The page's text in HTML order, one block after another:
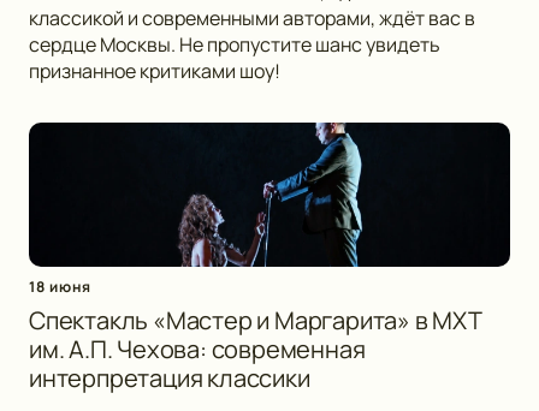
классикой и современными авторами, ждёт вас в
сердце Москвы. Не пропустите шанс увидеть
признанное критиками шоу!
18 июня
Спектакль «Мастер и Маргарита» в МХТ
им. А.П. Чехова: современная
интерпретация классики